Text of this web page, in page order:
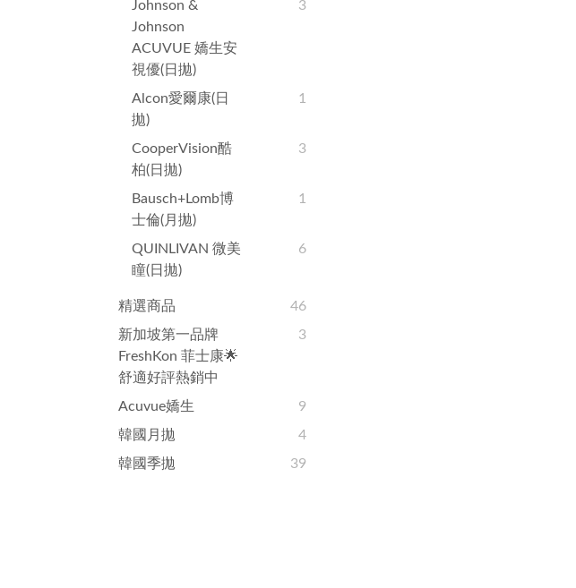
Johnson &
Johnson
ACUVUE 嬌生安
視優(日拋)
3
Alcon愛爾康(日
拋)
1
CooperVision酷
柏(日拋)
3
Bausch+Lomb博
士倫(月拋)
1
QUINLIVAN 微美
瞳(日拋)
6
精選商品
46
新加坡第一品牌
FreshKon 菲士康🌟
舒適好評熱銷中
3
Acuvue嬌生
9
韓國月拋
4
韓國季拋
39